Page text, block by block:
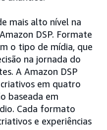
mais alto nível na
DSP. Formate
o tipo de mídia, que
na jornada do
A Amazon DSP
em quatro
baseada em
Cada formato
e experiências